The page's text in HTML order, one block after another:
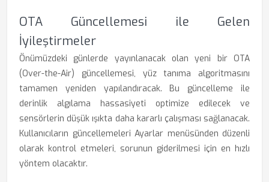
OTA Güncellemesi ile Gelen
İyileştirmeler
Önümüzdeki günlerde yayınlanacak olan yeni bir OTA
(Over-the-Air) güncellemesi, yüz tanıma algoritmasını
tamamen yeniden yapılandıracak. Bu güncelleme ile
derinlik algılama hassasiyeti optimize edilecek ve
sensörlerin düşük ışıkta daha kararlı çalışması sağlanacak.
Kullanıcıların güncellemeleri Ayarlar menüsünden düzenli
olarak kontrol etmeleri, sorunun giderilmesi için en hızlı
yöntem olacaktır.